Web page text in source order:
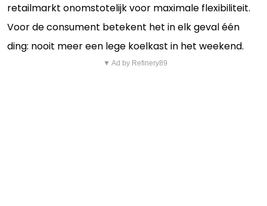
retailmarkt onomstotelijk voor maximale flexibiliteit.
Voor de consument betekent het in elk geval één
ding: nooit meer een lege koelkast in het weekend.
▼ Ad by Refinery89